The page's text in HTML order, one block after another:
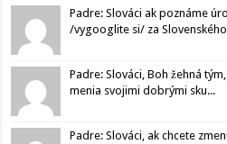
Padre: Slováci ak poznáme
/vygooglite si/ za Slovenského
Padre: Slováci, Boh žehná
menia svojimi dobrými sku...
Padre: Slováci, ak chcete